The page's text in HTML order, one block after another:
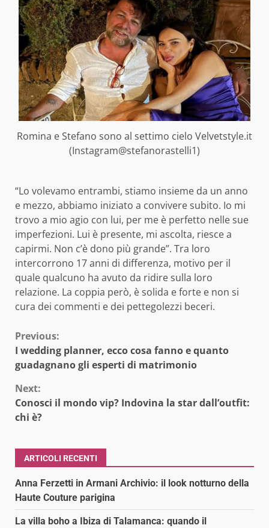
Romina e Stefano sono al settimo cielo Velvetstyle.it
(Instagram@stefanorastelli1)
“Lo volevamo entrambi, stiamo insieme da un anno
e mezzo, abbiamo iniziato a convivere subito. Io mi
trovo a mio agio con lui, per me è perfetto nelle sue
imperfezioni. Lui è presente, mi ascolta, riesce a
capirmi. Non c’è dono più grande”. Tra loro
intercorrono 17 anni di differenza, motivo per il
quale qualcuno ha avuto da ridire sulla loro
relazione. La coppia però, è solida e forte e non si
cura dei commenti e dei pettegolezzi beceri.
Continue
Reading
Previous:
I wedding planner, ecco cosa fanno e quanto
guadagnano gli esperti di matrimonio
Next:
Conosci il mondo vip? Indovina la star dall’outfit:
chi è?
ARTICOLI RECENTI
Anna Ferzetti in Armani Archivio: il look notturno della
Haute Couture parigina
La villa boho a Ibiza di Talamanca: quando il